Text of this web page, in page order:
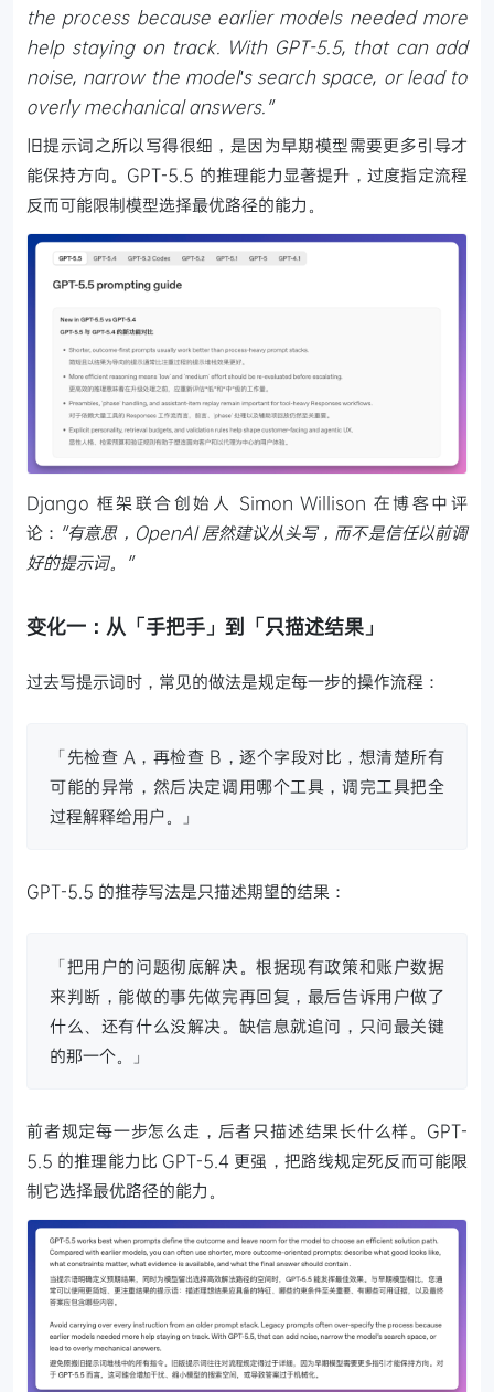
the process because earlier models needed more
help staying on track. With GPT-5.5, that can add
noise, narrow the model's search space, or lead to
overly mechanical answers."
旧提示词之所以写得很细，是因为早期模型需要更多引导才
能保持方向。GPT-5.5 的推理能力显著提升，过度指定流程
反而可能限制模型选择最优路径的能力。
Django 框架联合创始人 Simon Willison 在博客中评
论： "有意思，OpenAI 居然建议从头写，而不是信任以前调
好的提示词。"
变化一：从「手把手」到「只描述结果」
过去写提示词时，常见的做法是规定每一步的操作流程：
「先检查 A，再检查 B，逐个字段对比，想清楚所有
可能的异常，然后决定调用哪个工具，调完工具把全
过程解释给用户。」
GPT-5.5 的推荐写法是只描述期望的结果：
「把用户的问题彻底解决。根据现有政策和账户数据
来判断，能做的事先做完再回复，最后告诉用户做了
什么、还有什么没解决。缺信息就追问，只问最关键
的那一个。」
前者规定每一步怎么走，后者只描述结果长什么样。GPT-
5.5 的推理能力比 GPT-5.4 更强，把路线规定死反而可能限
制它选择最优路径的能力。